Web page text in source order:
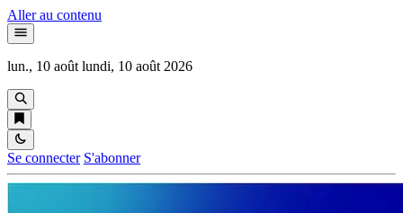
Aller au contenu
lun., 10 août lundi, 10 août 2026
Se connecter S'abonner